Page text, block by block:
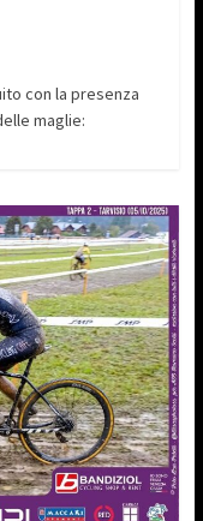
con la presenza
maglie: